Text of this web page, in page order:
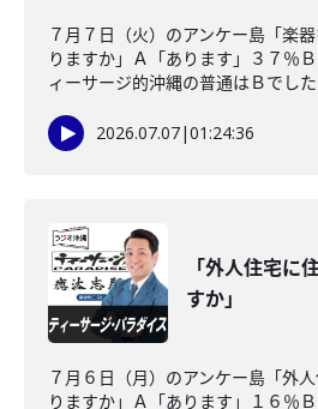
７月７日（火）のアンケー島「楽
りますか」Ａ「あります」３７％
ィーサージ的沖縄の普通はＢでした
2026.07.07|01:24:36
「外人住宅に
すか」
７月６日（月）のアンケー島「外
りますか」Ａ「あります」１６％